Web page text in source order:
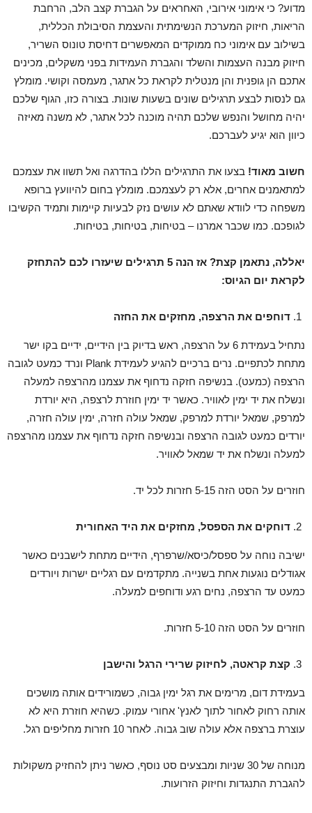
מדוע? כי אימוני אירובי, האחראים על הגברת קצב הלב, הרחבת
הריאות, חיזוק המערכת הנשימתית והעצמת הסיבולת הכללית,
בשילוב עם אימוני כח ממוקדים המאפשרים דחיסת טונוס השריר,
חיזוק מבנה העצמות והשלד והגברת העמידות בפני משקלים, מכינים
אתכם הן גופנית והן מנטלית לקראת כל אתגר, מעמסה וקושי. מומלץ
גם לנסות לבצע תרגילים שונים בשעות שונות. בצורה כזו, הגוף שלכם
יהיה מחושל והנפש שלכם תהיה מוכנה לכל אתגר, לא משנה מאיזה
כיוון הוא יגיע לעברכם.
חשוב מאוד! בצעו את התרגילים הללו בהדרגה ואל תשוו את עצמכם
למתאמנים אחרים, אלא רק לעצמכם. מומלץ בחום להיוועץ ברופא
משפחה כדי לוודא שאתם לא עושים נזק לבעיות קיימות ותמיד הקשיבו
לגופכם. כמו שכבר אמרנו – בטיחות, בטיחות, בטיחות.
יאללה, נתאמן קצת? אז הנה 5 תרגילים שיעזרו לכם להתחזק
לקראת יום הגיוס:
דוחפים את הרצפה, מחזקים את החזה
נתחיל בעמידת 6 על הרצפה, ראש בדיוק בין הידיים, ידיים בקו ישר
מתחת לכתפיים. נרים ברכיים להגיע לעמידת Plank ונרד כמעט לגובה
הרצפה (כמעט). בנשיפה חזקה נדחוף את עצמנו מהרצפה למעלה
ונשלח את יד ימין לאוויר. כאשר יד ימין חוזרת לרצפה, היא יורדת
למרפק, שמאל יורדת למרפק, שמאל עולה חזרה, ימין עולה חזרה,
יורדים כמעט לגובה הרצפה ובנשיפה חזקה נדחוף את עצמנו מהרצפה
למעלה ונשלח את יד שמאל לאוויר.
חוזרים על הסט הזה 5-15 חזרות לכל יד.
דוחקים את הספסל, מחזקים את היד האחורית
ישיבה נוחה על ספסל/כיסא/שרפרף, הידיים מתחת לישבנים כאשר
אגודלים נוגעות אחת בשנייה. מתקדמים עם רגליים ישרות ויורדים
כמעט עד הרצפה, נחים רגע ודוחפים למעלה.
חוזרים על הסט הזה 5-10 חזרות.
קצת קראטה, לחיזוק שרירי הרגל והישבן
בעמידת דום, מרימים את רגל ימין גבוה, כשמורידים אותה מושכים
אותה רחוק לאחור לתוך לאנץ' אחורי עמוק. כשהיא חוזרת היא לא
עוצרת ברצפה אלא עולה שוב גבוה. לאחר 10 חזרות מחליפים רגל.
מנוחה של 30 שניות ומבצעים סט נוסף, כאשר ניתן להחזיק משקולות
להגברת התנגדות וחיזוק הזרועות.